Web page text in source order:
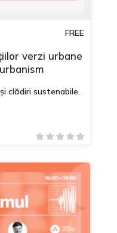
FREE
verzi urbane
clădiri sustenabile.